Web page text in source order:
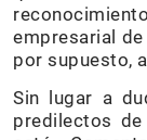
empresarial
por supuesto,
Sin lugar a
predilectos